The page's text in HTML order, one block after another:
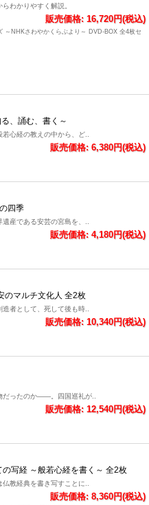
わかりやすく解説。
販売価格: 16,720円(税込)
～NHKさわやかくらぶより～ DVD-BOX 全4枚セ
、誦む、書く～
若心経の教えの中から、ど..
販売価格: 6,380円(税込)
四季
産である安芸の宮島を、..
販売価格: 4,180円(税込)
のマルチ文化人 全2枚
者として、死して後も時..
販売価格: 10,340円(税込)
だったのか――。四国巡礼が..
販売価格: 12,540円(税込)
写経 ～般若心経を書く～ 全2枚
仏教経典を書き写すことに..
販売価格: 8,360円(税込)